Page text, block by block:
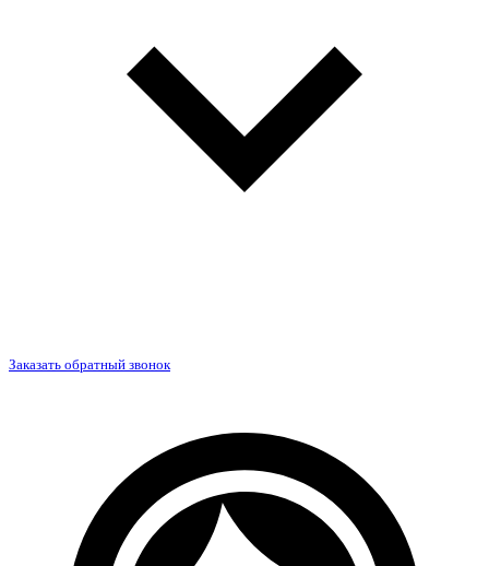
Заказать обратный звонок